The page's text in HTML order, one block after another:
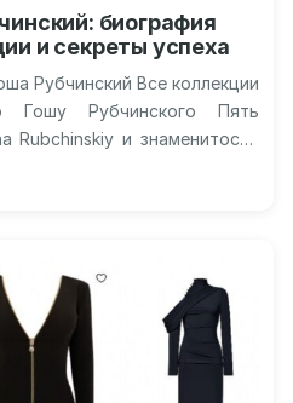
биография
и секреты успеха
Рубчинский Все коллекции
Рубчинского Пять
Rubchinskiy и знаменитости